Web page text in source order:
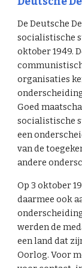
De Deutsche
socialistische
oktober 1949.
organisaties
Goed
socialistische
een
van de
andere
Op 3 oktober
daarmee ook
werden de
een land dat
Oorlog. Voor